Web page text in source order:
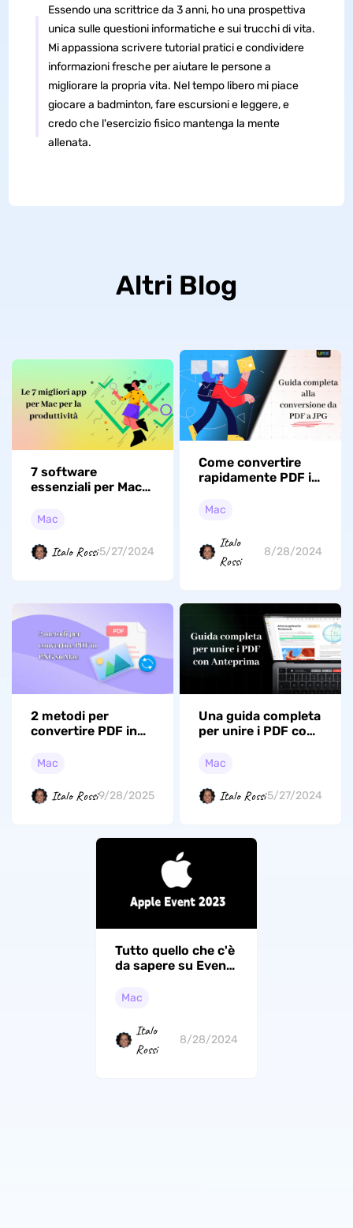
Essendo una scrittrice da 3 anni, ho una prospettiva
unica sulle questioni informatiche e sui trucchi di vita.
Mi appassiona scrivere tutorial pratici e condividere
informazioni fresche per aiutare le persone a
migliorare la propria vita. Nel tempo libero mi piace
giocare a badminton, fare escursioni e leggere, e
credo che l'esercizio fisico mantenga la mente
allenata.
Altri Blog
7 software
essenziali per Mac
Mac dovrebbe avere
Mac
Italo Rossi5/27/2024
Come convertire
rapidamente PDF in
Mac
Italo
Rossi
8/28/2024
2 metodi per
convertire PDF in
Mac
Italo Rossi9/28/2025
Una guida completa
per unire i PDF con
Mac
Italo Rossi5/27/2024
Tutto quello che c'è
da sapere su Eventi
Mac
Italo
Rossi
8/28/2024